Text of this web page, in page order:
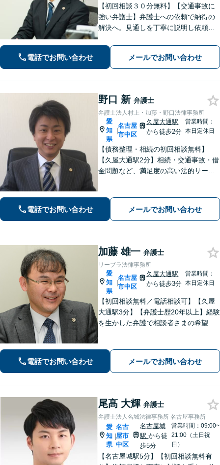
【初回相談３０分無料】【交通事故に
強い弁護士】弁護士への依頼で納得の
解決へ。見通しを丁寧に説明し依頼者
ーネット問題】【久屋大通駅徒歩4分】
電話でお問い合わせ メールでお問い合わせ
野口 新 弁護士
弁護士法人村上・加藤・野口法律事務所
愛
知
県
|
名古屋
市中区
久屋大通駅
から徒歩2分
営業時間：
本日定休日
【債務整理・相続の初回相談無料】
【久屋大通駅2分】相続・交通事故・借
金問題など、満足度の高い法的サービ
重ねつつ、誠実に相談者と向き合い続
けます。お気軽にご相談ください。
電話でお問い合わせ メールでお問い合わせ
加藤 雄一 弁護士
リーブラ法律事務所
愛
知
県
|
名古屋
市中区
久屋大通駅
から徒歩3分
営業時間：
本日定休日
【初回相談無料／電話相談可】【久屋
大通駅3分】【弁護士歴20年以上】経験
を生かした弁護で相談者さまの希望に
雰囲気作り・丁寧なヒアリングを大切
にしています。【顧問契約の経験多
電話でお問い合わせ メールでお問い合わせ
尾髙 大輝 弁護士
弁護士法人名城法律事務所 名古屋事務所
愛
知
県
|
名古
屋市
中区
名古屋城
駅から徒
歩5分
営業時間：09:00~
21:00（土日祝
日）
【名古屋城駅5分】【初回相談無料有